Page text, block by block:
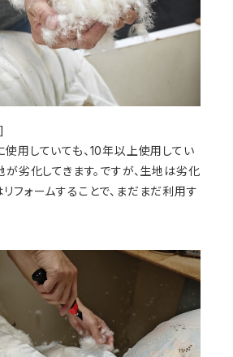
用していても、10年以上使用してい
が劣化してきます。ですが、生地は劣化
フォームすることで、まだまだ利用す